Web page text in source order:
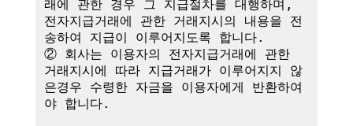
래에 관한 경우 그 지급절차를 대행하며,
전자지급거래에 관한 거래지시의 내용을 전
송하여 지급이 이루어지도록 합니다.
② 회사는 이용자의 전자지급거래에 관한
거래지시에 따라 지급거래가 이루어지지 않
은경우 수령한 자금을 이용자에게 반환하여
야 합니다.